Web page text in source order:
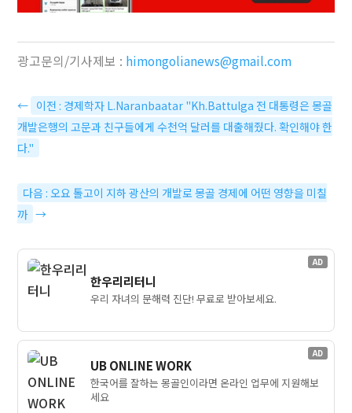
광고문의/기사제보 : himongolianews@gmail.com
← 이전 : 경제학자 L.Naranbaatar "Kh.Battulga 전 대통령은 몽골
개발은행의 고문과 친구들에게 수천억 달러를 대출해줬다. 확인해야 한
다."
다음 : 오요 톨고이 지하 광산의 개발로 몽골 경제에 어떤 영향을 미칠
까 →
AD
한우리리터니
우리 자녀의 문해력 진단! 무료로 받아보세요.
AD
UB ONLINE WORK
한국어를 잘하는 몽골인이라면 온라인 업무에 지원해보
세요